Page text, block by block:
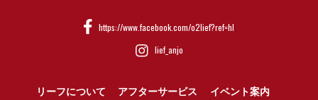
https://www.facebook.com/o2lief?ref=hl
lief_anjo
リーフについて アフターサービス イベント案内